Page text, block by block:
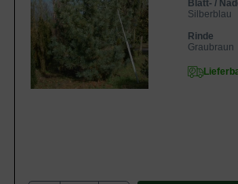
Blatt- /
Silberblau
Rinde
Graubraun